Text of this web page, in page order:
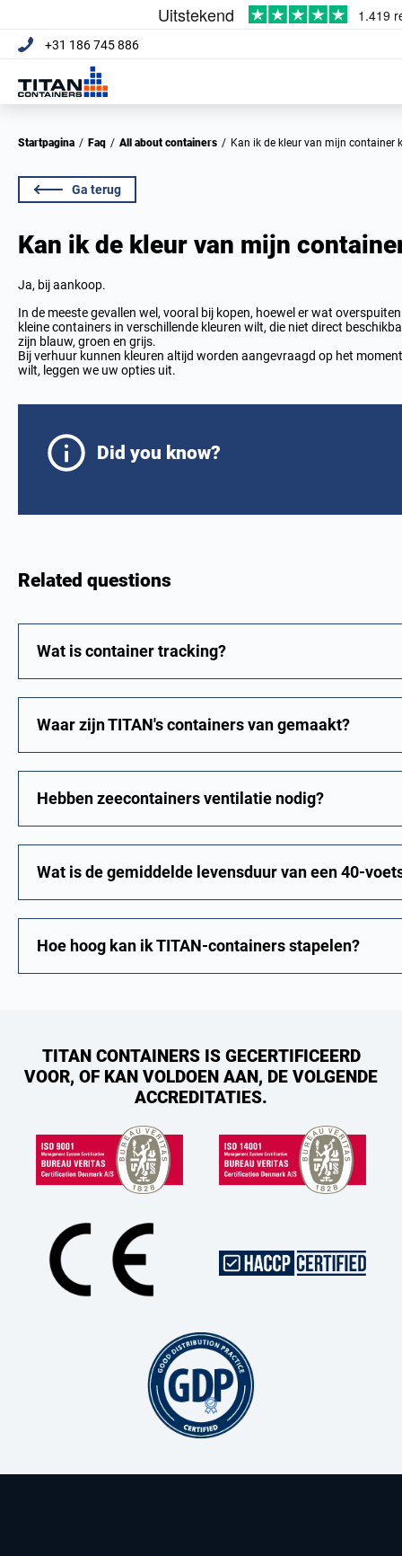
+31 186 745 886
Startpagina / Faq / All about containers / Kan ik de kleur van mijn container
Ga terug
Kan ik de kleur van mijn
Ja, bij aankoop.
In de meeste gevallen wel, vooral bij kopen, hoewel er wat
kleine containers in verschillende kleuren wilt, die niet direct
zijn blauw, groen en grijs.
Bij verhuur kunnen kleuren altijd worden aangevraagd op het
wilt, leggen we uw opties uit.
Did you know?
Related questions
Wat is container tracking?
Waar zijn TITAN's containers van gemaakt?
Hebben zeecontainers ventilatie nodig?
Wat is de gemiddelde levensduur van een 40-
Hoe hoog kan ik TITAN-containers stapelen?
TITAN CONTAINERS IS GECERTIFICEERD
VOOR, OF KAN VOLDOEN AAN, DE VOLGENDE
ACCREDITATIES.